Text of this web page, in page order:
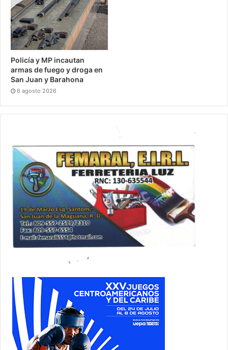
Policía y MP incautan
armas de fuego y droga en
San Juan y Barahona
6 agosto 2026